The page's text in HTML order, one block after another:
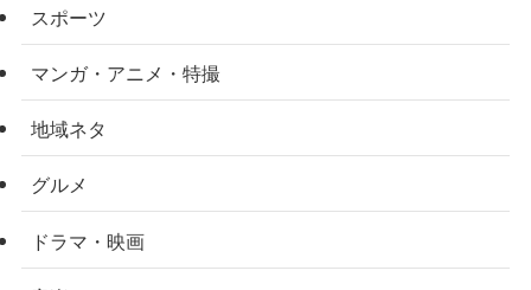
スポーツ
マンガ・アニメ・特撮
地域ネタ
グルメ
ドラマ・映画